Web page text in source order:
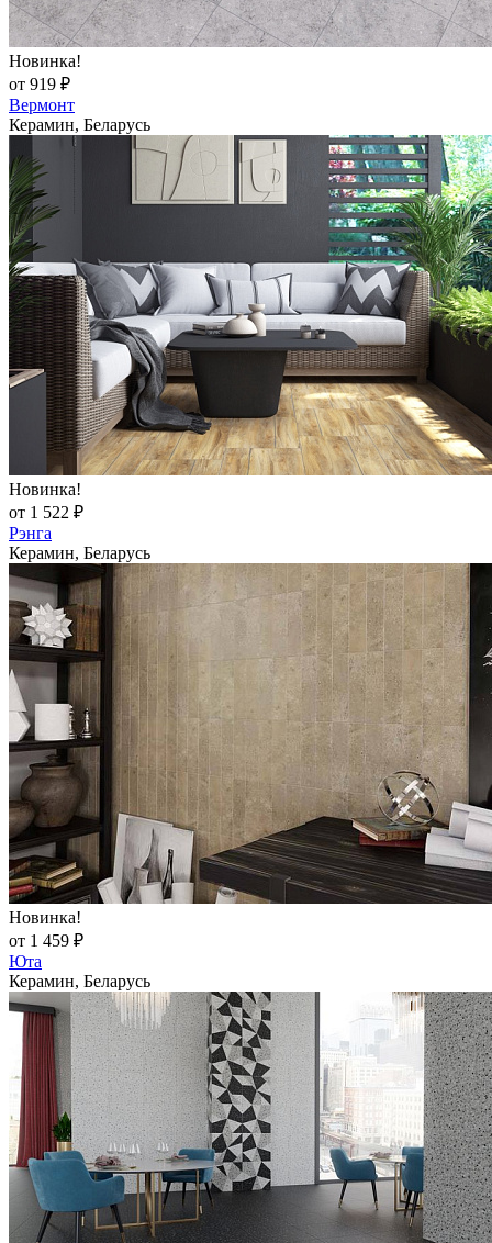
Новинка!
от 919 ₽
Вермонт
Керамин, Беларусь
Новинка!
от 1 522 ₽
Рэнга
Керамин, Беларусь
Новинка!
от 1 459 ₽
Юта
Керамин, Беларусь